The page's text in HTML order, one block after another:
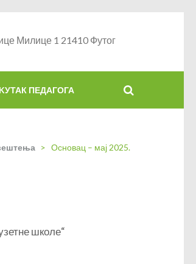
Милице 1 21410 Футог
KУТАК ПЕДАГОГА
> Основац – мај 2025.
школе“